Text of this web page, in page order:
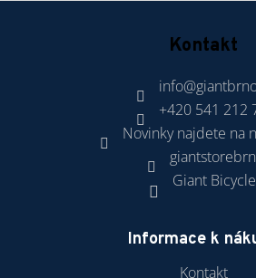
Kontakt
info@
+420 541 212
Novinky najdete na
Giant
Informace k
Kontakt